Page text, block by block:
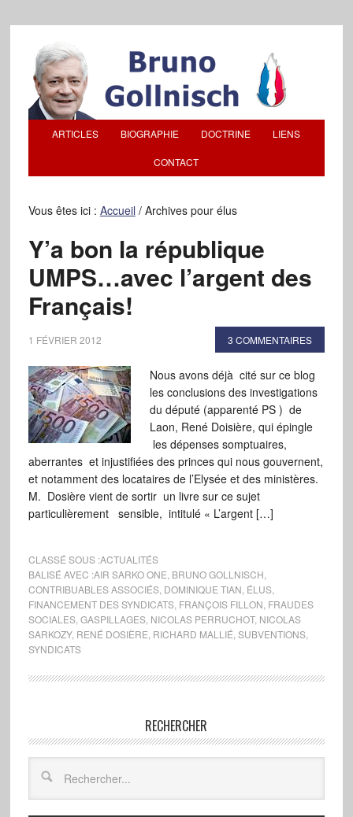
ARTICLES BIOGRAPHIE DOCTRINE LIENS
CONTACT
Vous êtes ici : Accueil /Archives pour élus
Y’a bon la république
UMPS…avec l’argent des
Français!
1 FÉVRIER 2012 3 COMMENTAIRES
Nous avons déjà cité sur ce blog
les conclusions des investigations
du député (apparenté PS ) de
Laon, René Doisière, qui épingle
les dépenses somptuaires,
aberrantes et injustifiées des princes qui nous gouvernent,
et notamment des locataires de l’Elysée et des ministères.
M. Dosière vient de sortir un livre sur ce sujet
particulièrement sensible, intitulé « L’argent […]
CLASSÉ SOUS :ACTUALITÉS
BALISÉ AVEC :AIR SARKO ONE BRUNO GOLLNISCH
CONTRIBUABLES ASSOCIÉS, DOMINIQUE TIAN ÉLUS,
FINANCEMENT DES SYNDICATS, FRANÇOIS FILLON FRAUDES
SOCIALES, GASPILLAGES, NICOLAS PERRUCHOT, NICOLAS
SARKOZY, RENÉ DOSIÈRE RICHARD MALLIÉ SUBVENTIONS,
SYNDICATS
RECHERCHER